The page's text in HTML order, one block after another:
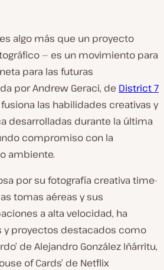
es algo más que un proyecto
— es un movimiento para
para las futuras
por Andrew Geraci, de District 7
las habilidades creativas y
desarrolladas durante la última
compromiso con la
ambiente.
por su fotografía creativa time-
tomas aéreas y sus
a alta velocidad, ha
y proyectos destacados como
de Alejandro González Iñárritu,
of Cards’ de Netflix